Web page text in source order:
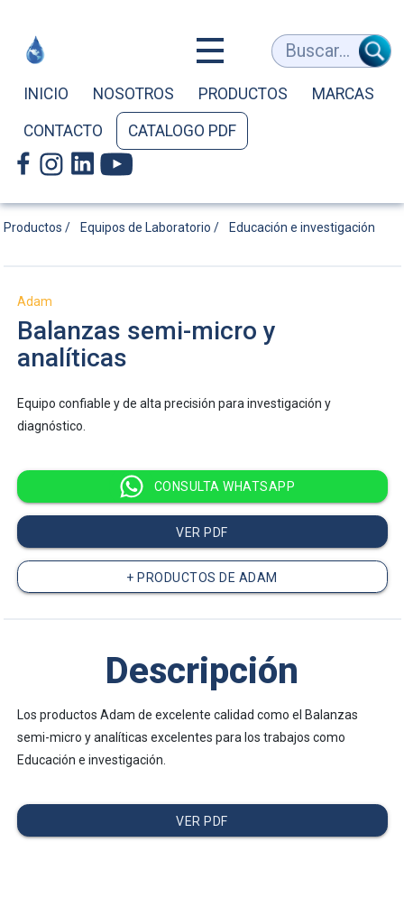
Balanzas
semi-
micro
y
analíticas
Adam
Buscar...
INICIO NOSOTROS PRODUCTOS MARCAS
CONTACTO CATALOGO PDF
Productos / Equipos de Laboratorio / Educación e investigación
Adam
Balanzas semi-micro y
analíticas
Equipo confiable y de alta precisión para investigación y
diagnóstico.
CONSULTA WHATSAPP
VER PDF
+ PRODUCTOS DE ADAM
Descripción
Los productos Adam de excelente calidad como el Balanzas
semi-micro y analíticas excelentes para los trabajos como
Educación e investigación.
VER PDF